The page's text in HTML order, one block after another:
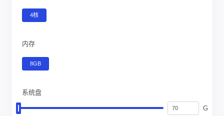
4核
内存
8GB
系统盘
G